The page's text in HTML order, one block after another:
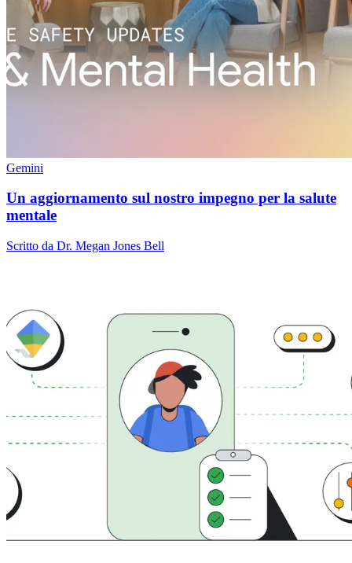
Gemini
Un aggiornamento sul nostro impegno per la salute
mentale
Scritto da Dr. Megan Jones Bell